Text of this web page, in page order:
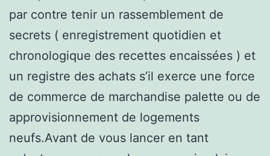
par contre tenir un rassemblement de
secrets ( enregistrement quotidien et
chronologique des recettes encaissées ) et
un registre des achats s’il exerce une force
de commerce de marchandise palette ou de
approvisionnement de logements
neufs.Avant de vous lancer en tant